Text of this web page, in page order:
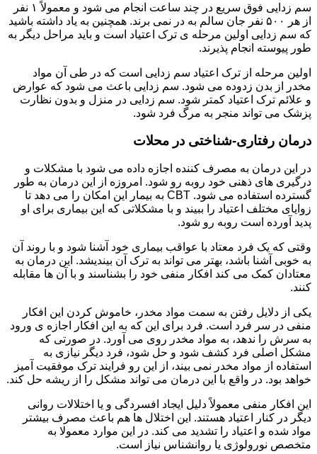
سم زدایی فوق سریع در چند ساعت انجام می شود و معمولاً ۱ نفر
از هر ۵۰۰ نفر جان سالم به در نمی برند. همچنین به یاد داشته باشید
که سم زدایی اولین مرحله ی ترک اعتیاد است و باید مراحل دیگر به
طور پیوسته انجام پذیرند.
اولین مرحله از ترک اعتیاد سم زدایی است که در طی آن مواد
مخدر از بدن زدوده می شود. سم زدایی باعث می شود که عوارض
و علائم ترک اعتیاد کمتر شود. سم زدایی در منزل و بدون نظارت
پزشک می تواند منجر به مرگ فرد شود.
درمان رفتاری-شناختی در محلات
در این درمان به مصرف کننده اجازه داده می شود با مشکلات و
درگیری های ذهنی خود روبه رو شود. امروزه از این درمان به طور
گسترده استفاده می شود. CBT به بیمار این امکان را می دهد تا
زوایای مختلف اعتیاد را ببیند و با مشکلاتی که این بیماری برای او
پدید آورده است روبه رو شود.
وقتی که یک فرد معتاد با عواقب بیماری خود آشنا شود و با روند آن
به خوبی آشنا باشد، بهتر می تواند به ترک آن بیندیشد. این درمان به
معتادان کمک می کند افکار منفی خود را بشناسند و با آن ها مقابله
کنند.
یکی از دلایل رفتن به سمت مواد مخدر، خاموش کردن این افکار
منفی در سر فرد است. فرد برای این که به این افکار اجازه ی ورود
به سرش را ندهد، به مواد مخدر روی می آورد. در صورتی که
مشکل اصلی فرد کشف شود و حل شود، فرد دیگر نیازی به
استفاده از مواد مخدر نمی بیند، از این رو فرایند ترک موفقیت آمیز
خواهد بود. در واقع با این درمان می تواند مشکل را از ریشه حل کند.
این افکار منفی معمولاً دلیل ایجاد افسردگی و یا اختلالات روانی
دیگر در کنار اعتیاد هستند. این اختلال ها هم باعث مصرف بیشتر
مواد شده و اعتیاد را تشدید می کند. در این موارد معمولا به
متخصص نورولوژی یا روانشناس نیاز است.